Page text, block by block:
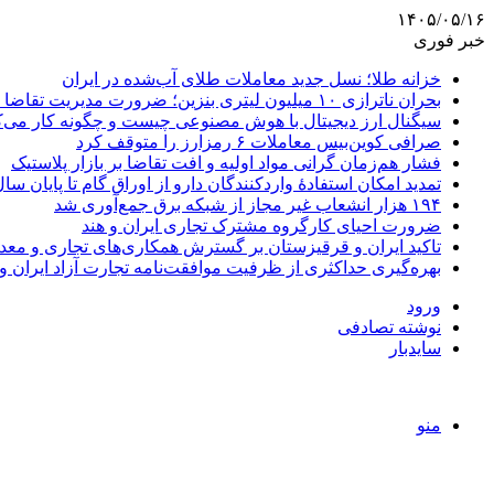
۱۴۰۵/۰۵/۱۶
خبر فوری
خزانه طلا؛ نسل جدید معاملات طلای آب‌شده در ایران
بحران ناترازی ۱۰ میلیون لیتری بنزین؛ ضرورت مدیریت تقاضا و اصلاح ساختار
سیگنال ارز دیجیتال با هوش مصنوعی چیست و چگونه کار
صرافی کوین‌بیس معاملات ۶ رمزارز را متوقف کرد
فشار هم‌زمان گرانی مواد اولیه و افت تقاضا بر بازار پلاستیک
تمدید امکان استفادۀ واردکنندگان دارو از اوراق گام تا پایان
۱۹۴ هزار انشعاب غیر مجاز از شبکه برق جمع‌آوری شد
ضرورت احیای کارگروه مشترک تجاری ایران و هند
تاکید ایران و قرقیزستان بر گسترش همکاری‌های تجاری و
بهره‌گیری حداکثری از ظرفیت موافقت‌نامه تجارت آزاد ایران
ورود
نوشته تصادفی
سایدبار
منو